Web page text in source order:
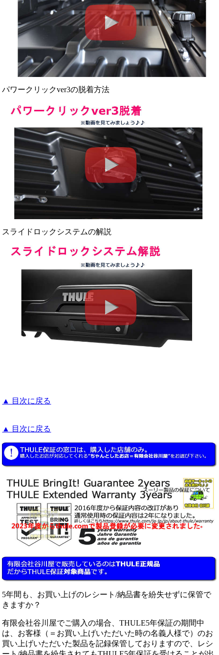
パワークリックver3の脱着方法
スライドロックシステムの解説
▲ 目次に戻る
▲ 目次に戻る
5年間も、お買い上げのレシート/納品書を紛失せずに保管で
きますか？
有限会社谷川屋でご購入の場合、THULE5年保証の期間中
は、お客様（＝お買い上げいただいた時の名義人様で）のお
買い上げいただいた製品を記録保管しておりますので、レシ